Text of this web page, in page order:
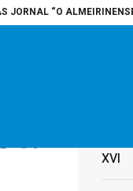
JORNAL “O
de Santarém recebe
2 0
XVI